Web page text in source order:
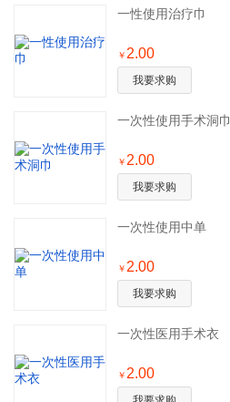
一性使用治疗巾
￥ 2.00
我要求购
一次性使用手术洞巾
￥ 2.00
我要求购
一次性使用中单
￥ 2.00
我要求购
一次性医用手术衣
￥ 2.00